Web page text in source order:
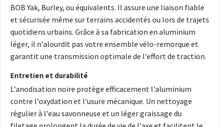
BOB Yak, Burley, ou équivalents. Il assure une liaison fiable
et sécurisée même sur terrains accidentés ou lors de trajets
quotidiens urbains. Grâce à sa fabrication en aluminium
léger, il n'alourdit pas votre ensemble vélo-remorque et
garantit une transmission optimale de l'effort de traction.
Entretien et durabilité
L'anodisation noire protège efficacement l'aluminium
contre l'oxydation et l'usure mécanique. Un nettoyage
régulier à l'eau savonneuse et un léger graissage du